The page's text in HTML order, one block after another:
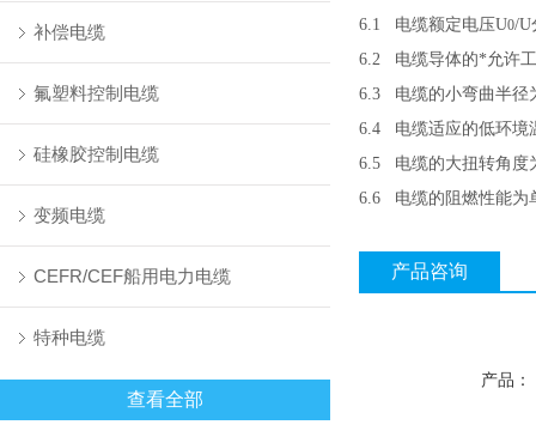
补偿电缆
氟塑料控制电缆
硅橡胶控制电缆
变频电缆
CEFR/CEF船用电力电缆
特种电缆
查看全部
6.1
电缆额定电压U0/U
6.2
电缆导体的*允许
6.3
电缆的小弯曲半径
6.4
电缆适应的低环境
6.5
电缆的大扭转角度
6.6
电缆的阻燃性能为
产品咨询
产品：